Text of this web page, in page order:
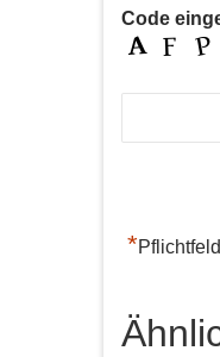
Code
*Pflichtfeld